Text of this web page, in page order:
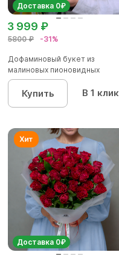
Доставка 0₽
5800 ₽ -31%
3 999 ₽
Дофаминовый букет из
малиновых пионовидных
кустовых роз...
Купить В 1 клик
Доставка 0₽